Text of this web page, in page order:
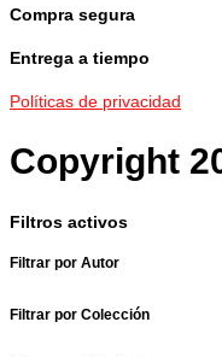
Compra segura
Entrega a tiempo
Políticas de privacidad
Copyright
Filtros activos
Filtrar por Autor
Filtrar por Colección